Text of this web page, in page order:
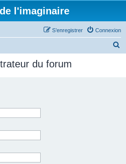
l'imaginaire
Connexion
S’enregistrer
du forum